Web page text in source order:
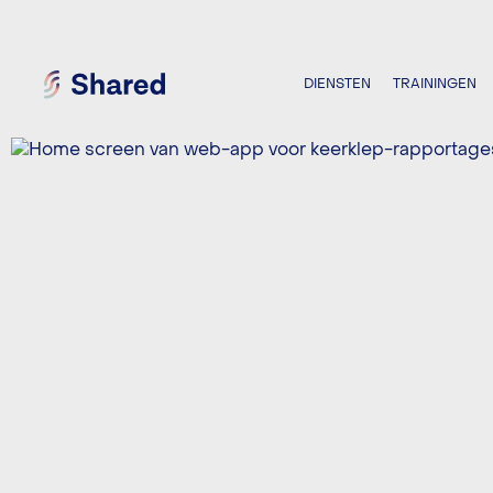
DIENSTEN TRAININGEN